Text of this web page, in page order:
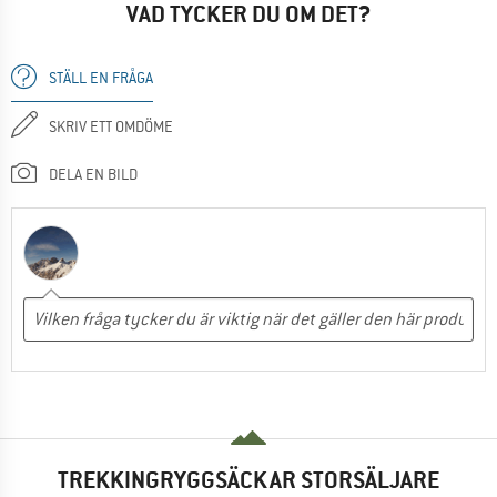
VAD TYCKER DU OM DET?
STÄLL EN FRÅGA
SKRIV ETT OMDÖME
DELA EN BILD
TREKKINGRYGGSÄCKAR STORSÄLJARE